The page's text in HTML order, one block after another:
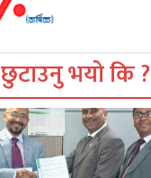
छुटाउनु भयो कि ?